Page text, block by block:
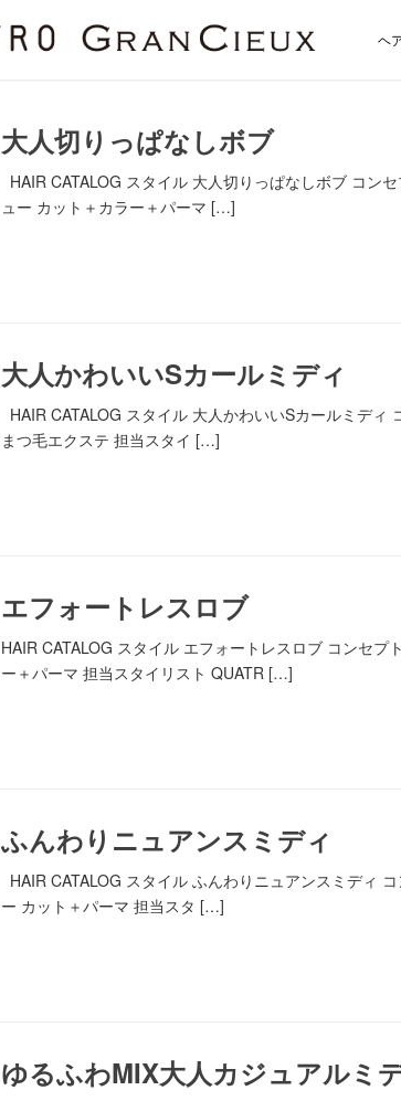
ヘ
大人切りっぱなしボブ
HAIR CATALOG スタイル 大人切りっぱなしボブ コン
ュー カット＋カラー＋パーマ […]
大人かわいいSカールミディ
HAIR CATALOG スタイル 大人かわいいSカールミデ
まつ毛エクステ 担当スタイ […]
エフォートレスロブ
HAIR CATALOG スタイル エフォートレスロブ コンセ
ー＋パーマ 担当スタイリスト QUATR […]
ふんわりニュアンスミディ
HAIR CATALOG スタイル ふんわりニュアンスミディ
ー カット＋パーマ 担当スタ […]
ゆるふわMIX大人カジュアルミ